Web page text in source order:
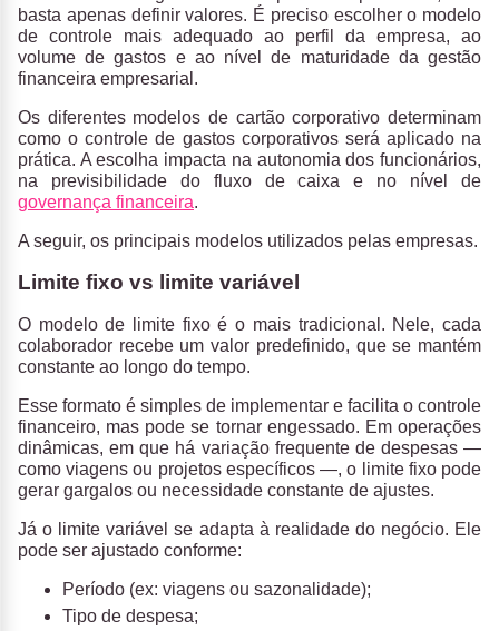
basta apenas definir valores. É preciso escolher o modelo
de controle mais adequado ao perfil da empresa, ao
volume de gastos e ao nível de maturidade da gestão
financeira empresarial.
Os diferentes modelos de cartão corporativo determinam
como o controle de gastos corporativos será aplicado na
prática. A escolha impacta na autonomia dos funcionários,
na previsibilidade do fluxo de caixa e no nível de
governança financeira.
A seguir, os principais modelos utilizados pelas empresas.
Limite fixo vs limite variável
O modelo de limite fixo é o mais tradicional. Nele, cada
colaborador recebe um valor predefinido, que se mantém
constante ao longo do tempo.
Esse formato é simples de implementar e facilita o controle
financeiro, mas pode se tornar engessado. Em operações
dinâmicas, em que há variação frequente de despesas —
como viagens ou projetos específicos —,o limite fixo pode
gerar gargalos ou necessidade constante de ajustes.
Já o limite variável se adapta à realidade do negócio. Ele
pode ser ajustado conforme:
Período (ex: viagens ou sazonalidade);
Tipo de despesa;